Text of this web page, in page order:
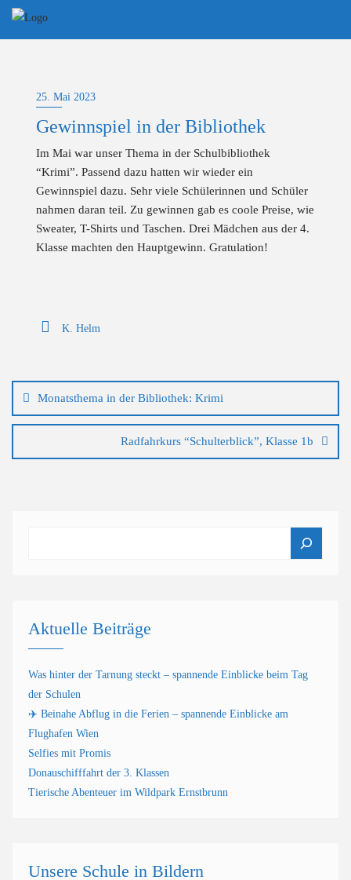
Skip
25. Mai 2023
Gewinnspiel in der Bibliothek
Im Mai war unser Thema in der Schulbibliothek
“Krimi”. Passend dazu hatten wir wieder ein
Gewinnspiel dazu. Sehr viele Schülerinnen und Schüler
nahmen daran teil. Zu gewinnen gab es coole Preise, wie
Sweater, T-Shirts und Taschen. Drei Mädchen aus der 4.
Klasse machten den Hauptgewinn. Gratulation!
K. Helm
Monatsthema in der Bibliothek: Krimi
Radfahrkurs “Schulterblick”, Klasse 1b
Aktuelle Beiträge
Was hinter der Tarnung steckt – spannende Einblicke beim Tag
der Schulen
✈️ Beinahe Abflug in die Ferien – spannende Einblicke am
Flughafen Wien
Selfies mit Promis
Donauschifffahrt der 3. Klassen
Tierische Abenteuer im Wildpark Ernstbrunn
Unsere Schule in Bildern